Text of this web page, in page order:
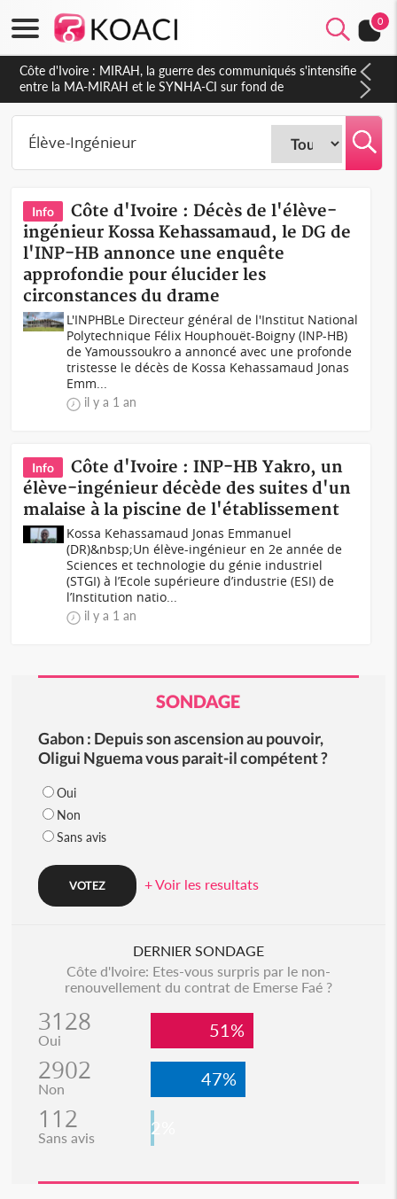
0
Côte d'Ivoire : MIRAH, la guerre des communiqués s'intensifie
entre la MA-MIRAH et le SYNHA-CI sur fond de
gouvernance et le projet de précompte sur les salaires des
agents
Info
Côte d'Ivoire : Décès de l'élève-
ingénieur Kossa Kehassamaud, le DG de
l'INP-HB annonce une enquête
approfondie pour élucider les
circonstances du drame
L'INPHBLe Directeur général de l'Institut National
Polytechnique Félix Houphouët-Boigny (INP-HB)
de Yamoussoukro a annoncé avec une profonde
tristesse le décès de Kossa Kehassamaud Jonas
Emm...
il y a 1 an
Info
Côte d'Ivoire : INP-HB Yakro, un
élève-ingénieur décède des suites d'un
malaise à la piscine de l'établissement
Kossa Kehassamaud Jonas Emmanuel
(DR)&nbsp;Un élève-ingénieur en 2e année de
Sciences et technologie du génie industriel
(STGI) à l’Ecole supérieure d’industrie (ESI) de
l’Institution natio...
il y a 1 an
SONDAGE
Gabon : Depuis son ascension au pouvoir,
Oligui Nguema vous parait-il compétent ?
Oui
Non
Sans avis
+ Voir les resultats
DERNIER SONDAGE
Côte d'Ivoire: Etes-vous surpris par le non-
renouvellement du contrat de Emerse Faé ?
3128
Oui 51%
2902
Non 47%
112
Sans avis 2%